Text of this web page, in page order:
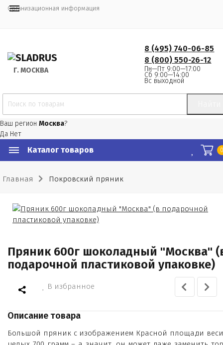
Организационная информация
Г. МОСКВА
8 (495) 740-06-85
8 (800) 550-26-12
Пн—Пт 9:00—17:00
Сб 9:00—14:00
Вс выходной
Ваш регион Москва?
Да Нет
Каталог товаров
Главная Покровский пряник
Пряник 600г шоколадный "Москва"
подарочной пластиковой упаковке)
В избранное
Описание товара
Большой пряник с изображением Красной площади